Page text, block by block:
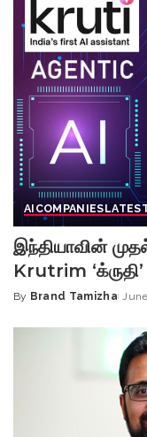
AI COMPANIES
இந்தியாவின்
Krutrim
Posted
By Brand Tamizha